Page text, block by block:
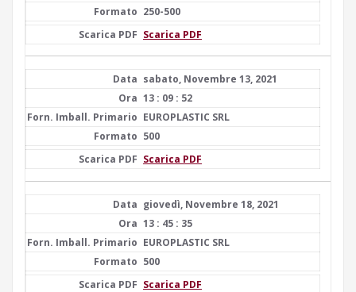
250-500
Scarica PDF
sabato, Novembre 13, 2021
13 : 09 : 52
EUROPLASTIC SRL
500
Scarica PDF
giovedì, Novembre 18, 2021
13 : 45 : 35
EUROPLASTIC SRL
500
Scarica PDF